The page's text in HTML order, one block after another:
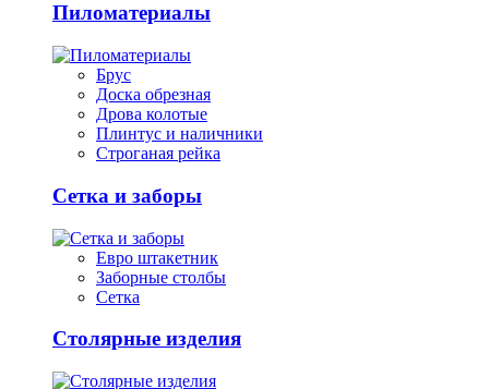
Пиломатериалы
Брус
Доска обрезная
Дрова колотые
Плинтус и наличники
Строганая рейка
Сетка и заборы
Евро штакетник
Заборные столбы
Сетка
Столярные изделия